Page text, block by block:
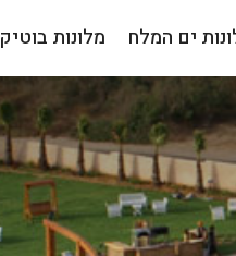
ים המלח מלונות בוטיק